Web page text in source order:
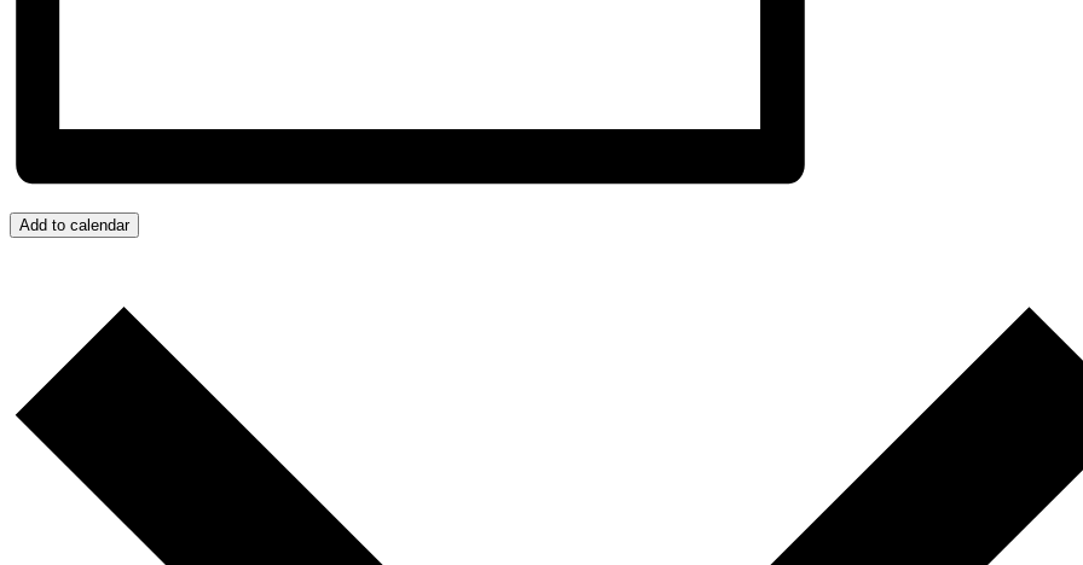
Add to calendar